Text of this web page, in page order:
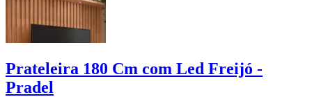
Prateleira 180 Cm com Led Freijó -
Pradel